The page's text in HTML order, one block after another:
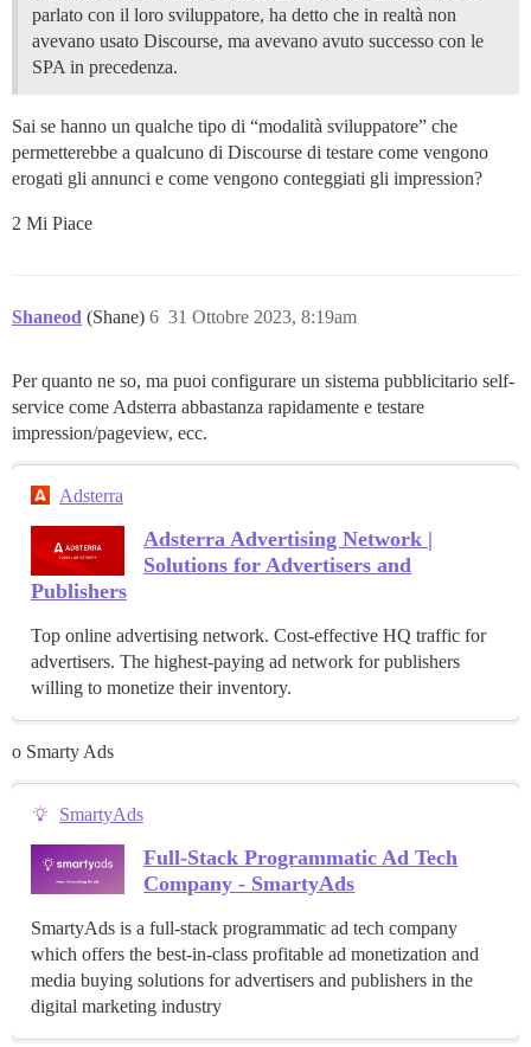
parlato con il loro sviluppatore, ha detto che in realtà non
avevano usato Discourse, ma avevano avuto successo con le
SPA in precedenza.
Sai se hanno un qualche tipo di “modalità sviluppatore” che
permetterebbe a qualcuno di Discourse di testare come vengono
erogati gli annunci e come vengono conteggiati gli impression?
2 Mi Piace
Shaneod (Shane) 31 Ottobre 2023, 8:19am
6
Per quanto ne so, ma puoi configurare un sistema pubblicitario self-
service come Adsterra abbastanza rapidamente e testare
impression/pageview, ecc.
Adsterra
Adsterra Advertising Network |
Solutions for Advertisers and
Publishers
Top online advertising network. Cost-effective HQ traffic for
advertisers. The highest-paying ad network for publishers
willing to monetize their inventory.
o Smarty Ads
SmartyAds
Full-Stack Programmatic Ad Tech
Company - SmartyAds
SmartyAds is a full-stack programmatic ad tech company
which offers the best-in-class profitable ad monetization and
media buying solutions for advertisers and publishers in the
digital marketing industry